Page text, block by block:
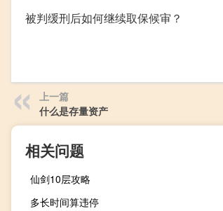
被判缓刑后如何继续取保候审？
上一篇
什么是存量资产
相关问题
仙剑10层攻略
多长时间算违停